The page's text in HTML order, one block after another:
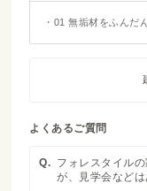
・01 無垢材をふんだ
よくあるご質問
Q. フォレスタイル
が、見学会など